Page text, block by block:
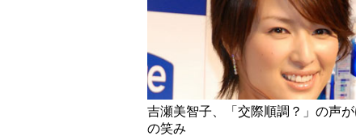
吉瀬美智子、「交際順調？」の声
の笑み